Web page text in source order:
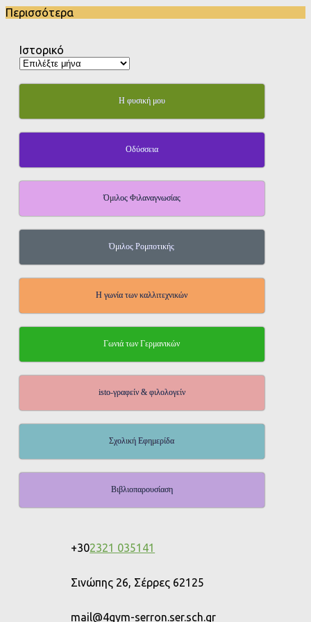
Περισσότερα
Ιστορικό
Η φυσική μου
Οδύσσεια
Όμιλος Φιλαναγνωσίας
Όμιλος Ρομποτικής
Η γωνία των καλλιτεχνικών
Γωνιά των Γερμανικών
isto-γραφείν & φιλολογείν
Σχολική Εφημερίδα
Βιβλιοπαρουσίαση
+302321 035141
Σινώπης 26, Σέρρες 62125
mail@4gym-serron.ser.sch.gr